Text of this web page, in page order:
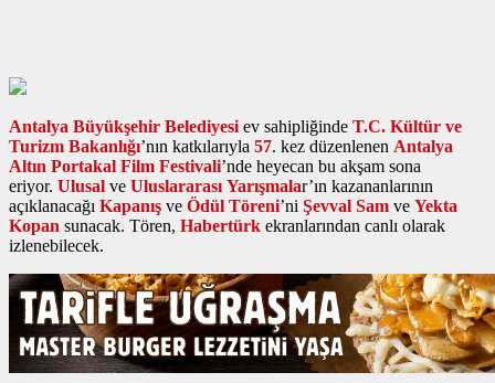
Antalya Büyükşehir Belediyesi ev sahipliğinde T.C. Kültür ve
Turizm Bakanlığı’nın katkılarıyla 57. kez düzenlenen Antalya
Altın Portakal Film Festivali’nde heyecan bu akşam sona
eriyor. Ulusal ve Uluslararası Yarışmalar’ın kazananlarının
açıklanacağı Kapanış ve Ödül Töreni’ni Şevval Sam ve Yekta
Kopan sunacak. Tören, Habertürk ekranlarından canlı olarak
izlenebilecek.